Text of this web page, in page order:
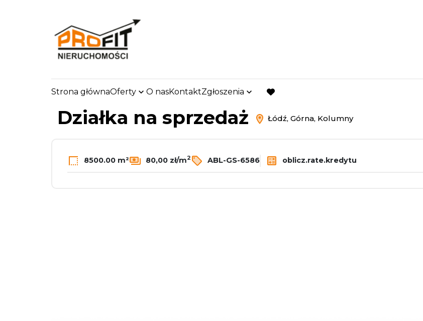
Strona głównaOferty O nasKontaktZgłoszenia
favorite
strona.glowna Oferty Działki Sprzedaż Łódź Górna
Działka na sprzedaż Łódź, Górna, Kolumny
8500.00 m² 80,00 zł/m2 ABL-GS-6586 oblicz.rate.kredytu